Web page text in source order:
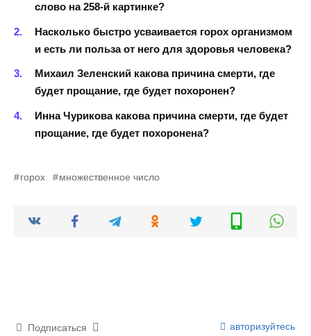
слово на 258-й картинке?
Насколько быстро усваивается горох организмом
и есть ли польза от него для здоровья человека?
Михаил Зеленский какова причина смерти, где
будет прощание, где будет похоронен?
Инна Чурикова какова причина смерти, где будет
прощание, где будет похоронена?
горох множественное число
Подписаться авторизуйтесь